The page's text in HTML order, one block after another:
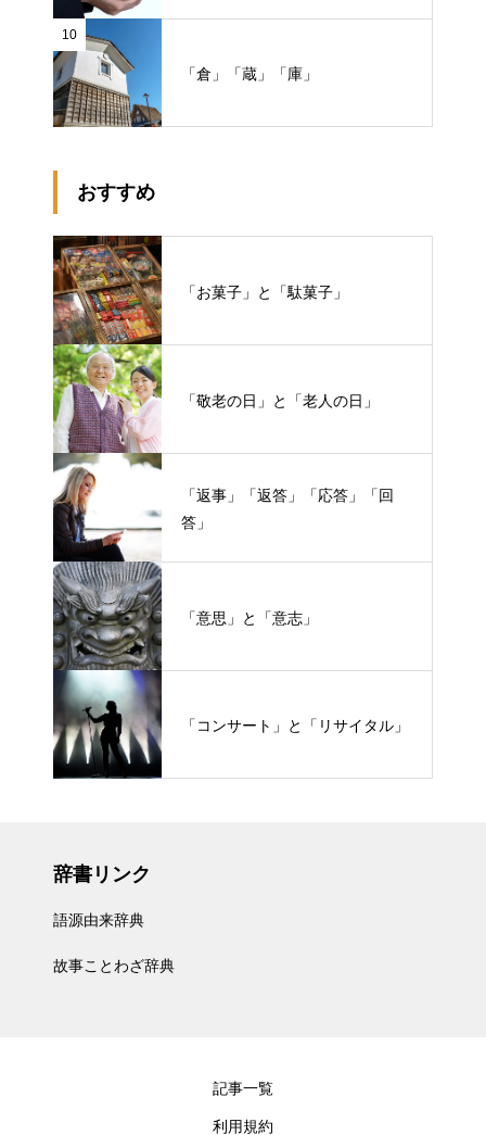
10
「倉」「蔵」「庫」
おすすめ
「お菓子」と「駄菓子」
「敬老の日」と「老人の日」
「返事」「返答」「応答」「回
答」
「意思」と「意志」
「コンサート」と「リサイタル」
辞書リンク
語源由来辞典
故事ことわざ辞典
記事一覧
利用規約